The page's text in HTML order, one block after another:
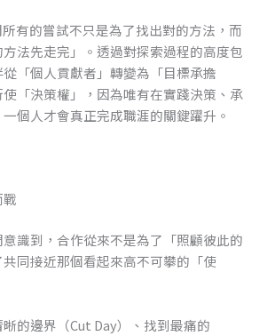
有的嘗試不只是為了找出對的方法，而
法先走完」。透過對探索過程的高度包
「個人貢獻者」轉變為「目標承擔
「決策權」，因為唯有在實踐決策、承
個人才會真正完成職涯的關鍵躍升。
識到，合作從來不是為了「照顧彼此的
同接近那個看起來高不可攀的「使
的邊界（Cut Day）、找到最痛的